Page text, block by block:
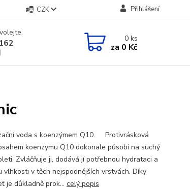
CZK Přihlášení
0ks
za 0 Kč
voda s koenzýmem Q10. Protivrásková
koenzymu Q10 dokonale působí na suchý
Zvláčňuje ji, dodává jí potřebnou hydrataci a
v těch nejspodnějších vrstvách. Díky
je důkladně prok... celý popis